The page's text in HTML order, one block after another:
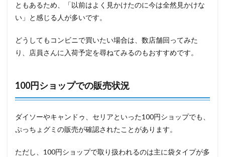
ともあるため、「以前はよく見かけたのに今は全然見かけな
い」と感じる人が多いです。
どうしてもコンビニで買いたい場合は、数店舗回ってみた
り、店員さんに入荷予定を尋ねてみるのもおすすめです。
100円ショップでの販売状況
ダイソーやキャンドゥ、セリアといった100円ショップでも、
ぷっちょグミの販売が確認されたことがあります。
ただし、100円ショップで取り扱われるのは主に袋タイプが多